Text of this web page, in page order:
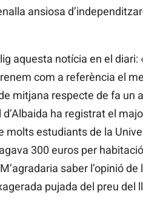
ansiosa
aquesta notícia en el diari:
com a referència el
mitjana respecte de fa un
ha registrat el
molts estudiants de la
300 euros per
saber l’opinió de
pujada del preu del